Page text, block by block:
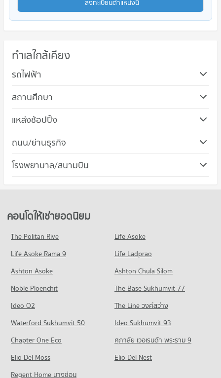
ลงทะเบียนตำแหน่งนี้
ทำเลใกล้เคียง
รถไฟฟ้า
สถานศึกษา
คอนโด วิทยาลัยเทคนิคระยอง
คอนโดให้เช่า วิทยาลัยเทคนิคระยอง
ขายคอนโด วิทยาลัยเทคนิคระยอง
แหล่งช้อปปิ้ง
คอนโด เซ็นทรัล พลาซ่า ระยอง
คอนโดให้เช่า เซ็นทรัล พลาซ่า ระยอง
คอนโด ตลาดสตาร์ไนท์บาซ่าร์ ระยอง
มีคอนโดให้เช่า 43 ประกาศ
ขายคอนโด ตลาดสตาร์ไนท์บาซ่าร์ ระยอง
48 โครงการ
คอนโดให้เช่า ตลาดสตาร์ ระยอง
มีคอนโดขาย 84 ประกาศ
ถนน/ย่านธุรกิจ
คอนโด ที่ว่าการอำเภอเมืองระยอง
คอนโดให้เช่า ที่ว่าการอำเภอเมืองระยอง
ขายคอนโด ที่ว่าการอำเภอเมืองระยอง
มีคอนโดขาย 84 ประกาศ
โรงพยาบาล/สนามบิน
คอนโด รพ.ระยอง
คอนโดให้เช่า รพ.ระยอง
มีคอนโดให้เช่า 46 ประกาศ
ขายคอนโด รพ.ระยอง
50 โครงการ
คอนโดให้เช่า รพ.จุฬารัตน์ ระยอง
มีคอนโดขาย 90 ประกาศ
คอนโด สำนักงานที่ดินจังหวัดระยอง
29 โครงการ
คอนโดให้เช่า สำนักงานที่ดินจังหวัดระยอง
คอนโดให้เช่ายอดนิยม
The Politan Rive
Life Asoke
Life Asoke Rama 9
Life Ladprao
Ashton Asoke
Ashton Chula Silom
Noble Ploenchit
The Base Sukhumvit 77
Ideo O2
The Line วงศ์สว่าง
Waterford Sukhumvit 50
Ideo Sukhumvit 93
Chapter One Eco
ศุภาลัย เวอเรนด้า พระราม 9
Elio Del Moss
Elio Del Nest
Regent Home บางซ่อน